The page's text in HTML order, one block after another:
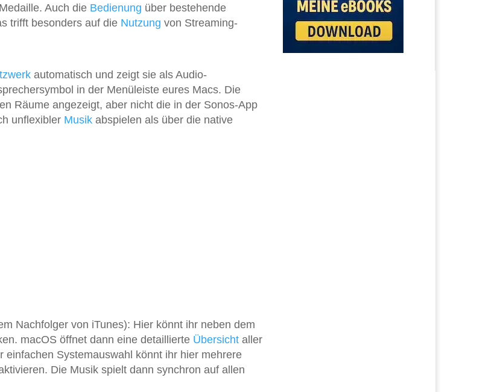
Auch die Bedienung über bestehende
trifft besonders auf die Nutzung von Streaming-
automatisch und zeigt sie als Audio-
in der Menüleiste eures Macs. Die
Räume angezeigt, aber nicht die in der Sonos-App
unflexibler Musik abspielen als über die native
Nachfolger von iTunes): Hier könnt ihr neben dem
macOS öffnet dann eine detaillierte Übersicht aller
Systemauswahl könnt ihr hier mehrere
Die Musik spielt dann synchron auf allen